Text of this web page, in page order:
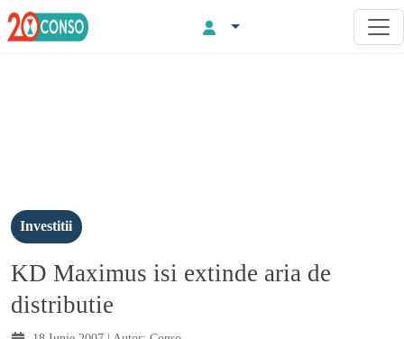
Investitii
KD Maximus isi extinde aria de
distributie